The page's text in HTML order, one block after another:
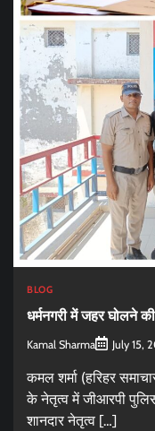
BLOG
धर्मनगरी में जहर घोलने
Kamal Sharma July 15,
कमल शर्मा (हरिहर
के नेतृत्व में जीआरपी
शानदार नेतृत्व […]